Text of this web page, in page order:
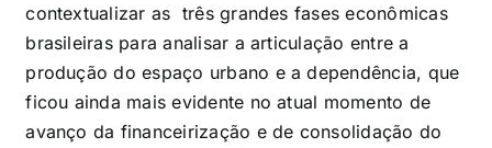
contextualizar as três grandes fases econômicas
brasileiras para analisar a articulação entre a
produção do espaço urbano e a dependência, que
ficou ainda mais evidente no atual momento de
avanço da financeirização e de consolidação do